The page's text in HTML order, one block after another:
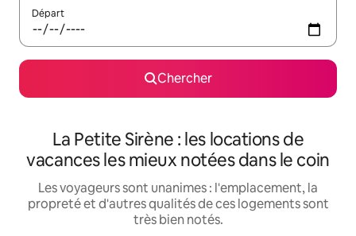
Départ
Chercher
La Petite Sirène : les locations de
vacances les mieux notées dans le coin
Les voyageurs sont unanimes : l'emplacement, la
propreté et d'autres qualités de ces logements sont
très bien notés.